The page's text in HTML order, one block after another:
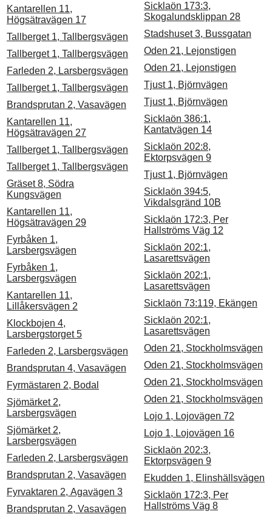
Kantarellen 11,
Högsätravägen 17
Tallberget 1, Tallbergsvägen
Tallberget 1, Tallbergsvägen
Farleden 2, Larsbergsvägen
Tallberget 1, Tallbergsvägen
Brandsprutan 2, Vasavägen
Kantarellen 11,
Högsätravägen 27
Tallberget 1, Tallbergsvägen
Tallberget 1, Tallbergsvägen
Gräset 8, Södra
Kungsvägen
Kantarellen 11,
Högsätravägen 29
Fyrbåken 1,
Larsbergsvägen
Fyrbåken 1,
Larsbergsvägen
Kantarellen 11,
Lillåkersvägen 2
Klockbojen 4,
Larsbergstorget 5
Farleden 2, Larsbergsvägen
Brandsprutan 4, Vasavägen
Fyrmästaren 2, Bodal
Sjömärket 2,
Larsbergsvägen
Sjömärket 2,
Larsbergsvägen
Farleden 2, Larsbergsvägen
Brandsprutan 2, Vasavägen
Fyrvaktaren 2, Agavägen 3
Brandsprutan 2, Vasavägen
Sicklaön 173:3,
Skogalundsklippan 28
Stadshuset 3, Bussgatan
Oden 21, Lejonstigen
Oden 21, Lejonstigen
Tjust 1, Björnvägen
Tjust 1, Björnvägen
Sicklaön 386:1,
Kantatvägen 14
Sicklaön 202:8,
Ektorpsvägen 9
Tjust 1, Björnvägen
Sicklaön 394:5,
Vikdalsgränd 10B
Sicklaön 172:3, Per
Hallströms Väg 12
Sicklaön 202:1,
Lasarettsvägen
Sicklaön 202:1,
Lasarettsvägen
Sicklaön 73:119, Ekängen
Sicklaön 202:1,
Lasarettsvägen
Oden 21, Stockholmsvägen
Oden 21, Stockholmsvägen
Oden 21, Stockholmsvägen
Oden 21, Stockholmsvägen
Lojo 1, Lojovägen 72
Lojo 1, Lojovägen 16
Sicklaön 202:3,
Ektorpsvägen 9
Ekudden 1, Elinshällsvägen
Sicklaön 172:3, Per
Hallströms Väg 8